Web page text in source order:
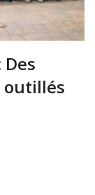
outillés